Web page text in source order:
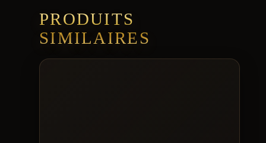
PRODUITS
SIMILAIRES